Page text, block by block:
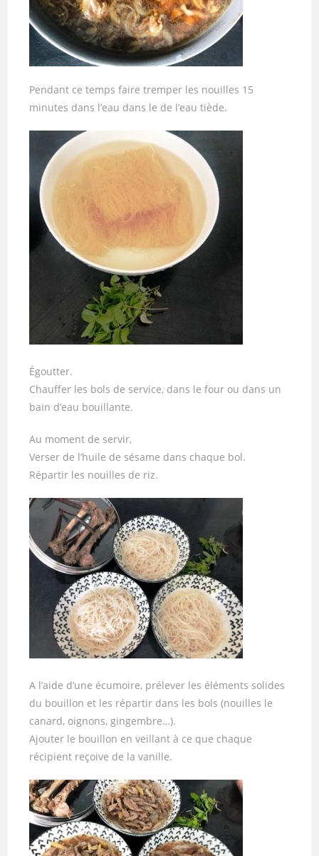
Pendant ce temps faire tremper les nouilles 15
minutes dans l’eau dans le de l’eau tiède.
Égoutter.
Chauffer les bols de service, dans le four ou dans un
bain d’eau bouillante.
Au moment de servir,
Verser de l’huile de sésame dans chaque bol.
Répartir les nouilles de riz.
A l’aide d’une écumoire, prélever les éléments solides
du bouillon et les répartir dans les bols (nouilles le
canard, oignons, gingembre…).
Ajouter le bouillon en veillant à ce que chaque
récipient reçoive de la vanille.